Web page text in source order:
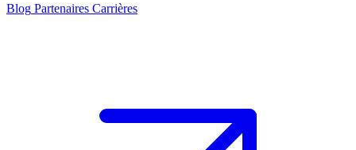
Blog Partenaires Carrières